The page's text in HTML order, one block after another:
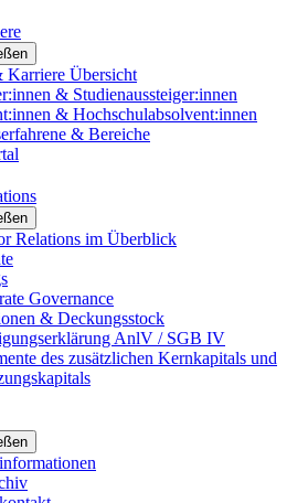
Karriere Übersicht
& Studienaussteiger:innen
& Hochschulabsolvent:innen
& Bereiche
Relations im Überblick
Governance
& Deckungsstock
AnlV / SGB IV
des zusätzlichen Kernkapitals und